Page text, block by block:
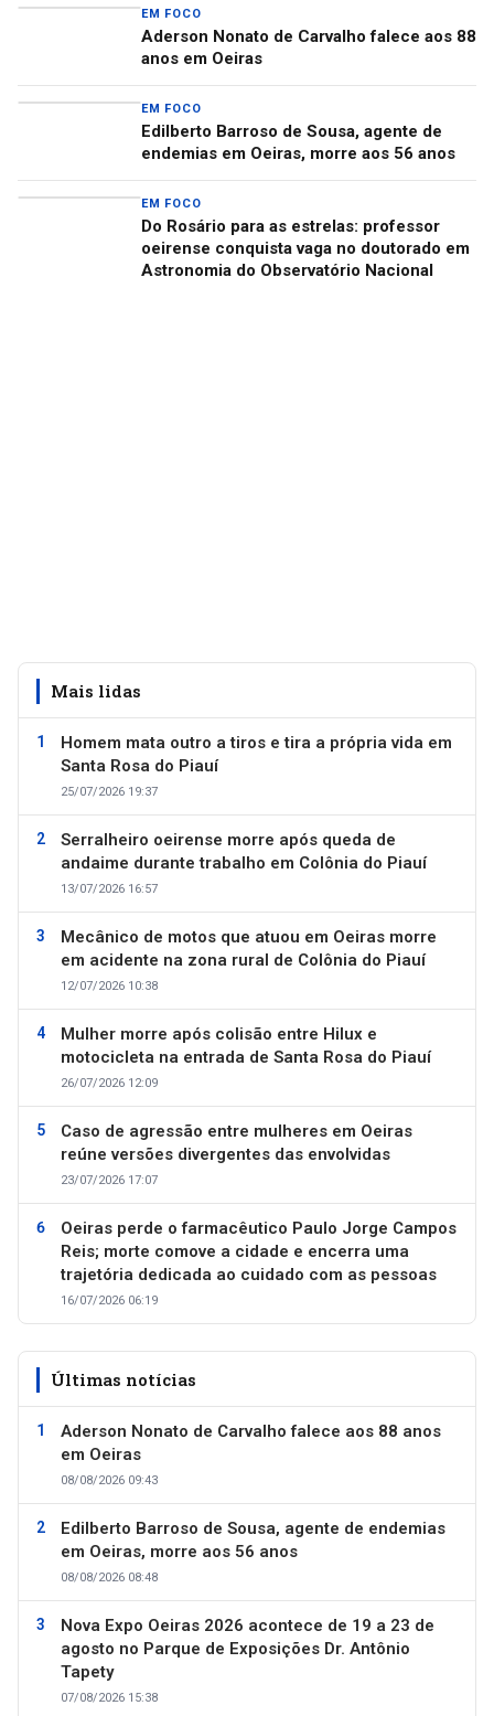
EM FOCO
Aderson Nonato de Carvalho falece aos 88
anos em Oeiras
EM FOCO
Edilberto Barroso de Sousa, agente de
endemias em Oeiras, morre aos 56 anos
EM FOCO
Do Rosário para as estrelas: professor
oeirense conquista vaga no doutorado em
Astronomia do Observatório Nacional
Mais lidas
Homem mata outro a tiros e tira a própria vida em
Santa Rosa do Piauí
25/07/2026 19:37
Serralheiro oeirense morre após queda de
andaime durante trabalho em Colônia do Piauí
13/07/2026 16:57
Mecânico de motos que atuou em Oeiras morre
em acidente na zona rural de Colônia do Piauí
12/07/2026 10:38
Mulher morre após colisão entre Hilux e
motocicleta na entrada de Santa Rosa do Piauí
26/07/2026 12:09
Caso de agressão entre mulheres em Oeiras
reúne versões divergentes das envolvidas
23/07/2026 17:07
Oeiras perde o farmacêutico Paulo Jorge Campos
Reis; morte comove a cidade e encerra uma
trajetória dedicada ao cuidado com as pessoas
16/07/2026 06:19
Últimas notícias
Aderson Nonato de Carvalho falece aos 88 anos
em Oeiras
08/08/2026 09:43
Edilberto Barroso de Sousa, agente de endemias
em Oeiras, morre aos 56 anos
08/08/2026 08:48
Nova Expo Oeiras 2026 acontece de 19 a 23 de
agosto no Parque de Exposições Dr. Antônio
Tapety
07/08/2026 15:38